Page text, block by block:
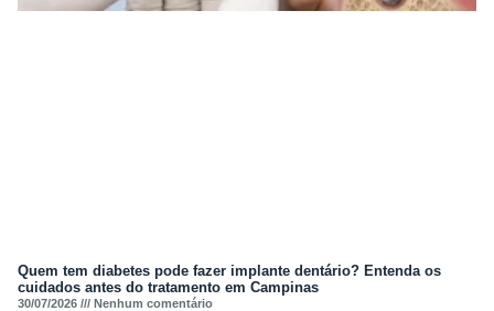
Quem tem diabetes pode fazer implante dentário? Entenda os
cuidados antes do tratamento em Campinas
30/07/2026 Nenhum comentário